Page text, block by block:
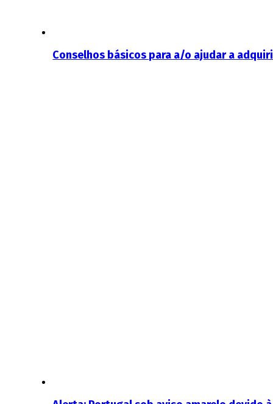
Conselhos básicos para a/o ajudar a